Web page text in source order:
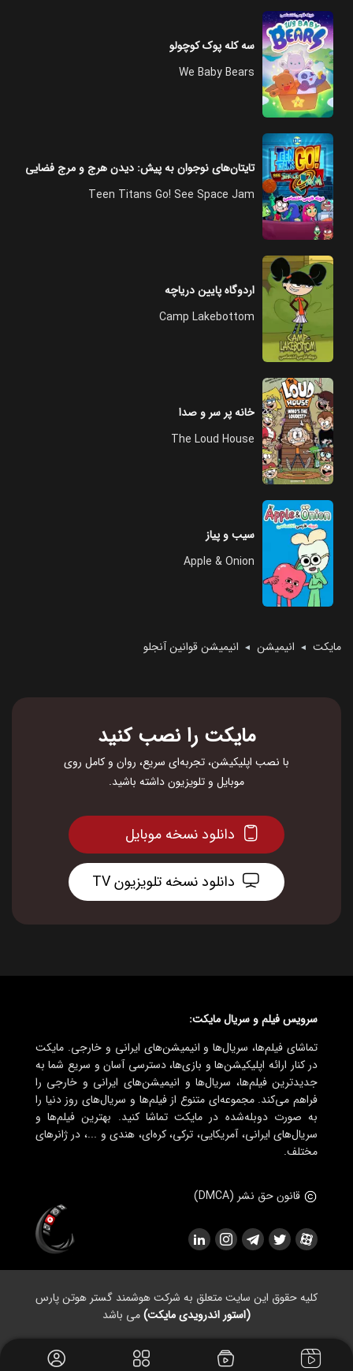
سه کله پوک کوچولو
We Baby Bears
تایتان‌های نوجوان به پیش: دیدن هرج و مرج فضایی
Teen Titans Go! See Space Jam
اردوگاه پایین دریاچه
Camp Lakebottom
خانه پر سر و صدا
The Loud House
سیب و پیاز
Apple & Onion
مایکت ◄ انیمیشن ◄ انیمیشن قوانین آنجلو
مایکت را نصب کنید
با نصب اپلیکیشن، تجربه‌ای سریع، روان و کامل روی
موبایل و تلویزیون داشته باشید.
دانلود نسخه موبایل
دانلود نسخه تلویزیون TV
سرویس فیلم و سریال مایکت:
تماشای فیلم‌ها، سریال‌ها و انیمیشن‌های ایرانی و خارجی. مایکت
در کنار ارائه اپلیکیشن‌ها و بازی‌ها، دسترسی آسان و سریع شما به
جدیدترین فیلم‌ها، سریال‌ها و انیمیشن‌های ایرانی و خارجی را
فراهم می‌کند. مجموعه‌ای متنوع از فیلم‌ها و سریال‌های روز دنیا را
به صورت دوبله‌شده در مایکت تماشا کنید. بهترین فیلم‌ها و
سریال‌های ایرانی، آمریکایی، ترکی، کره‌ای، هندی و ...، در ژانرهای
مختلف.
قانون حق نشر (DMCA)
کلیه حقوق این سایت متعلق به شرکت هوشمند گستر هوتن پارس
(استور اندرویدی مایکت)می باشد